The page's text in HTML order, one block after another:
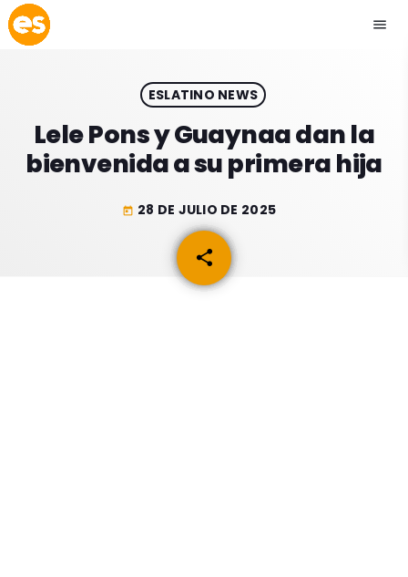
menu
play_arrow EMISIÓN LA PAZ
play_arrow EMISIÓN COCHABAMBA
ESLATINO NEWS
Lele Pons y Guaynaa dan la
bienvenida a su primera hija
today 28 DE JULIO DE 2025
share
email